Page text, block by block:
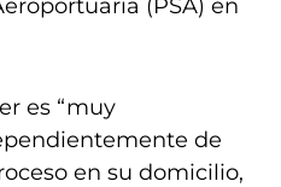
(PSA) en
es “muy
de
en su domicilio,